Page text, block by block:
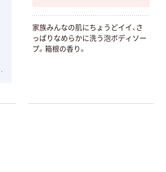
家族みんなの肌にちょうどイイ、さ
っぱりなめらかに洗う泡ボディソー
プ。箱根の香り。